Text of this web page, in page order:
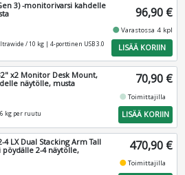
3) -monitorivarsi kahdelle
/ 10 kg | 4-porttinen USB 3.0
96,90 €
fiber_manual_recordVarastossa 4 kpl
LISÄÄ KORIIN
x2 Monitor Desk Mount,
näytölle, musta
kg per ruutu
70,90 €
fiber_manual_recordToimittajilla
LISÄÄ KORIIN
4 LX Dual Stacking Arm Tall
pöydälle 2-4 näytölle,
470,90 €
fiber_manual_recordToimittajilla